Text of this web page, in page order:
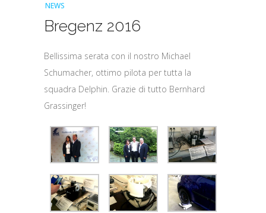
NEWS
Bregenz 2016
Bellissima serata con il nostro Michael
Schumacher, ottimo pilota per tutta la
squadra Delphin. Grazie di tutto Bernhard
Grassinger!